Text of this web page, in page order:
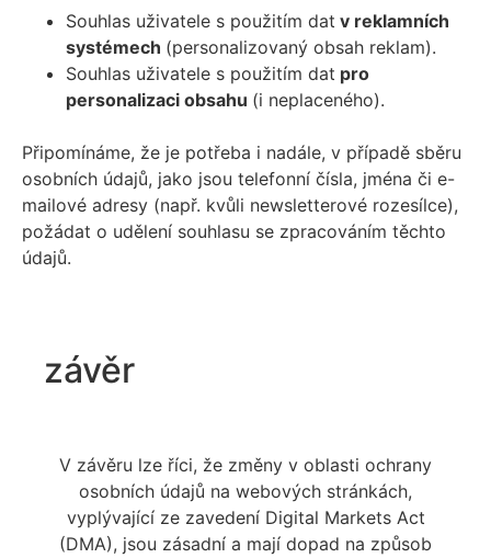
Souhlas uživatele s použitím dat v reklamních
systémech (personalizovaný obsah reklam).
Souhlas uživatele s použitím dat pro
personalizaci obsahu (i neplaceného).
Připomínáme, že je potřeba i nadále, v případě sběru
osobních údajů, jako jsou telefonní čísla, jména či e-
mailové adresy (např. kvůli newsletterové rozesílce),
požádat o udělení souhlasu se zpracováním těchto
údajů.
závěr
V závěru lze říci, že změny v oblasti ochrany
osobních údajů na webových stránkách,
vyplývající ze zavedení Digital Markets Act
(DMA), jsou zásadní a mají dopad na způsob